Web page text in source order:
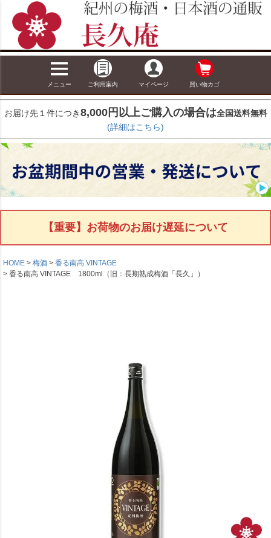
メニュー ご利用案内 マイページ 買い物カゴ
お届け先１件につき8,000円以上ご購入の場合は全国送料無料
(詳細はこちら)
【重要】お荷物のお届け遅延について
HOME 梅酒
香る南高 VINTAGE
香る南高 VINTAGE 1800ml（旧：長期熟成梅酒「長久」）